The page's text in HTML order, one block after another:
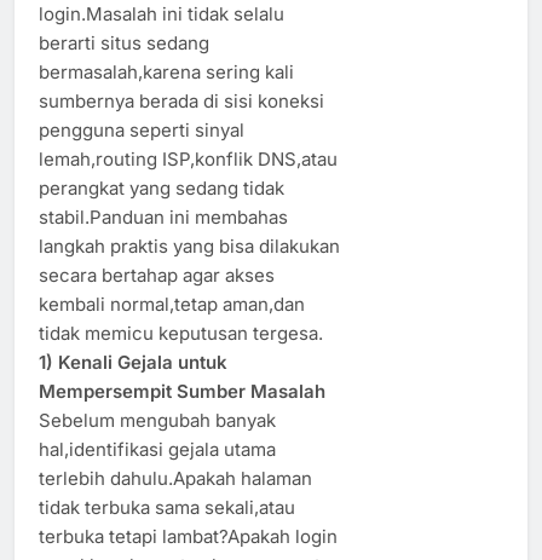
login.Masalah ini tidak selalu
berarti situs sedang
bermasalah,karena sering kali
sumbernya berada di sisi koneksi
pengguna seperti sinyal
lemah,routing ISP,konflik DNS,atau
perangkat yang sedang tidak
stabil.Panduan ini membahas
langkah praktis yang bisa dilakukan
secara bertahap agar akses
kembali normal,tetap aman,dan
tidak memicu keputusan tergesa.
1) Kenali Gejala untuk
Mempersempit Sumber Masalah
Sebelum mengubah banyak
hal,identifikasi gejala utama
terlebih dahulu.Apakah halaman
tidak terbuka sama sekali,atau
terbuka tetapi lambat?Apakah login